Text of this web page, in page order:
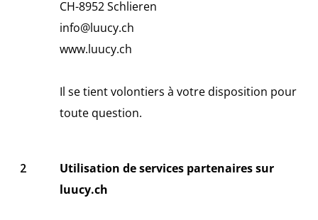
CH-8952 Schlieren
info@luucy.ch
www.luucy.ch
Il se tient volontiers à votre disposition pour
toute question.
Utilisation de services partenaires sur
luucy.ch